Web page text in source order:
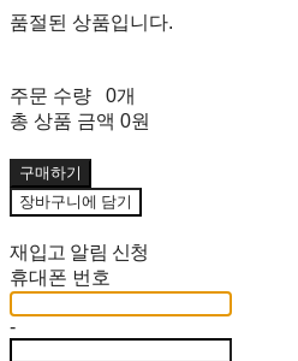
품절된 상품입니다.
주문 수량
0개
총 상품 금액 0원
구매하기
장바구니에 담기
재입고 알림 신청
휴대폰 번호
-